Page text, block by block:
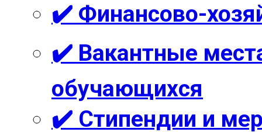
✔️ Финансово-
✔️ Вакантные
обучающихся
✔️ Стипендии и